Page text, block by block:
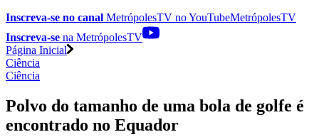
Inscreva-se no canal MetrópolesTV noYouTubeMetrópolesTV
Inscreva-se na MetrópolesTV
Página Inicial
Ciência
Ciência
Polvo do tamanho de uma bola de golfe é
encontrado no Equador